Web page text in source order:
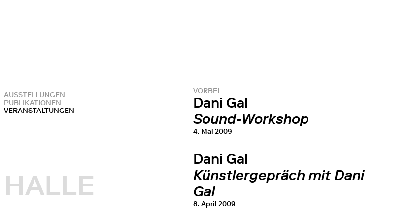
HALLE
AUSSTELLUNGEN
PUBLIKATIONEN
VERANSTALTUNGEN
VORBEI
Dani Gal
Sound-Workshop
4. Mai 2009
Dani Gal
Künstlergepräch mit Dani
Gal
8. April 2009